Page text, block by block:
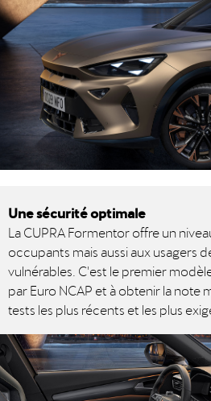
Une sécurité optimale
La CUPRA Formentor offre un
occupants mais aussi aux usagers
vulnérables. C'est le premier
par Euro NCAP et à obtenir la note
tests les plus récents et les plus